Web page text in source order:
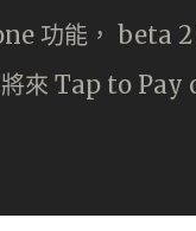
功能， beta 2
來 Tap to